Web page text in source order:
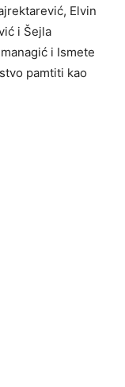
Elvin
i Šejla
i Ismete
pamtiti kao